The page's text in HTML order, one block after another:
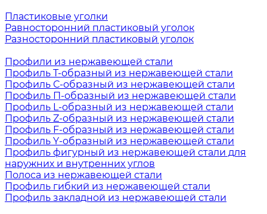
Пластиковые уголки
Равносторонний пластиковый уголок
Разносторонний пластиковый уголок
Профили из нержавеющей стали
Профиль Т-образный из нержавеющей стали
Профиль С-образный из нержавеющей стали
Профиль П-образный из нержавеющей стали
Профиль L-образный из нержавеющей стали
Профиль Z-образный из нержавеющей стали
Профиль F-образный из нержавеющей стали
Профиль Y-образный из нержавеющей стали
Профиль фигурный из нержавеющей стали для
наружних и внутренних углов
Полоса из нержавеющей стали
Профиль гибкий из нержавеющей стали
Профиль закладной из нержавеющей стали